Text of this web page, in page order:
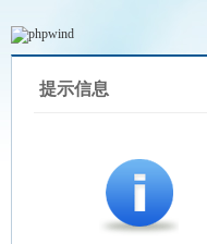
提示信息